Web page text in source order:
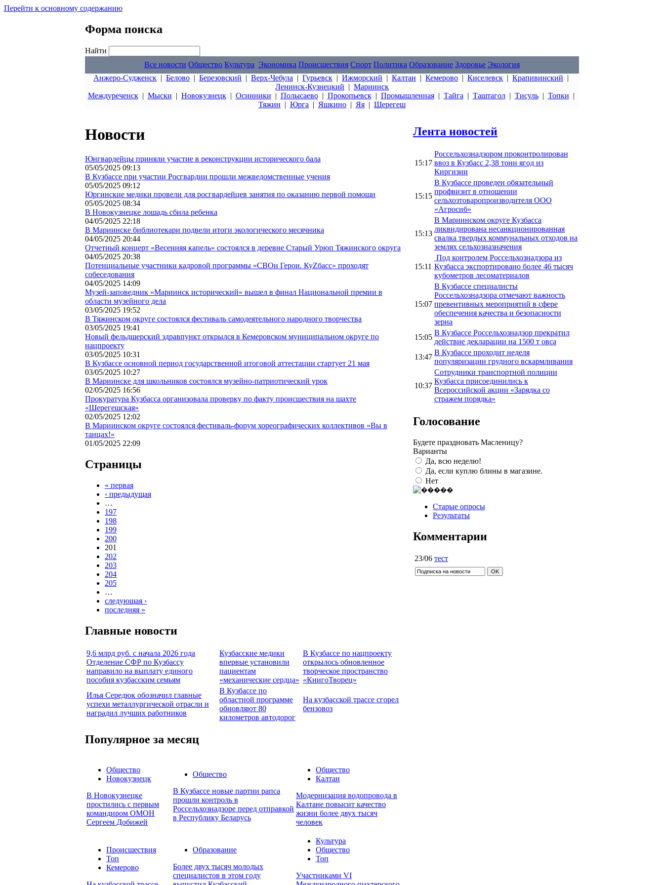
Перейти к основному содержанию
Форма поиска
Найти
Все новости Общество Культура Экономика Происшествия Спорт Политика Образование Здоровье Экология
Анжеро-Судженск | Белово | Березовский | Верх-Чебула | Гурьевск | Ижморский | Калтан | Кемерово | Киселевск | Крапивинский |
Ленинск-Кузнецкий | Мариинск
Междуреченск| Мыски | Новокузнецк| Осинники | Полысаево| Прокопьевск| Промышленная| Тайга | Таштагол| Тисуль| Топки |
Тяжин | Юрга | Яшкино | Яя | Шерегеш
Новости
Юнгвардейцы приняли участие в реконструкции исторического бала
05/05/2025 09:13
В Кузбассе при участии Росгвардии прошли межведомственные учения
05/05/2025 09:12
Юргинские медики провели для росгвардейцев занятия по оказанию первой помощи
05/05/2025 08:34
В Новокузнецке лошадь сбила ребенка
04/05/2025 22:18
В Мариинске библиотекари подвели итоги экологического месячника
04/05/2025 20:44
Отчетный концерт «Весенняя капель» состоялся в деревне Старый Урюп Тяжинского округа
04/05/2025 20:38
Потенциальные участники кадровой программы «СВОи Герои. КуZбасс» проходят
собеседования
04/05/2025 14:09
Музей-заповедник «Мариинск исторический» вышел в финал Национальной премии в
области музейного дела
03/05/2025 19:52
В Тяжинском округе состоялся фестиваль самодеятельного народного творчества
03/05/2025 19:41
Новый фельдшерский здравпункт открылся в Кемеровском муниципальном округе по
нацпроекту
03/05/2025 10:31
В Кузбассе основной период государственной итоговой аттестации стартует 21 мая
03/05/2025 10:27
В Мариинске для школьников состоялся музейно-патриотический урок
02/05/2025 16:56
Прокуратура Кузбасса организовала проверку по факту происшествия на шахте
«Шерегешская»
02/05/2025 12:02
В Мариинском округе состоялся фестиваль-форум хореографических коллективов «Вы в
танцах!»
01/05/2025 22:09
Страницы
« первая
‹ предыдущая
…
197
198
199
200
201
202
203
204
205
…
следующая ›
последняя »
Главные новости
9,6 млрд руб. с начала 2026 года
Отделение СФР по Кузбассу
направило на выплату единого
пособия кузбасским семьям
Кузбасские медики
впервые установили
пациентам
«механические сердца»
В Кузбассе по нацпроекту
открылось обновленное
творческое пространство
«КнигоТворец»
Илья Середюк обозначил главные
успехи металлургической отрасли и
наградил лучших работников
В Кузбассе по
областной программе
обновляют 80
километров автодорог
На кузбасской трассе сгорел
бензовоз
Популярное за месяц
Общество
Новокузнецк
В Новокузнецке
простились с первым
командиром ОМОН
Сергеем Добижей
Общество
В Кузбассе новые партии рапса
прошли контроль в
Россельхознадзоре перед отправкой
в Республику Беларусь
Общество
Калтан
Модернизация водопровода в
Калтане повысит качество
жизни более двух тысяч
человек
Происшествия
Топ
Кемерово
Образование
Более двух тысяч молодых
специалистов в этом году
Культура
Общество
Топ
Участниками VI
Лента новостей
15:17
Россельхознадзором проконтролирован
ввоз в Кузбасс 2,38 тонн ягод из
Киргизии
15:15
В Кузбассе проведен обязательный
профвизит в отношении
сельхозтоваропроизводителя ООО
«Агросиб»
15:13
В Мариинском округе Кузбасса
ликвидирована несанкционированная
свалка твердых коммунальных отходов на
землях сельхозназначения
15:11
Под контролем Россельхознадзора из
Кузбасса экспортировано более 46 тысяч
кубометров лесоматериалов
15:07
В Кузбассе специалисты
Россельхознадзора отмечают важность
превентивных мероприятий в сфере
обеспечения качества и безопасности
зерна
15:05
В Кузбассе Россельхознадзор прекратил
действие декларации на 1500 т овса
13:47
В Кузбассе проходит неделя
популяризации грудного вскармливания
10:37
Сотрудники транспортной полиции
Кузбасса присоединились к
Всероссийской акции «Зарядка со
стражем порядка»
Голосование
Будете праздновать Масленицу?
Варианты
Да, всю неделю!
Да, если куплю блины в магазине.
Нет
Старые опросы
Результаты
Комментарии
23/06 тест